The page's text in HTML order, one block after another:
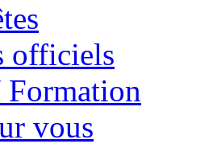
officiels
Formation
vous